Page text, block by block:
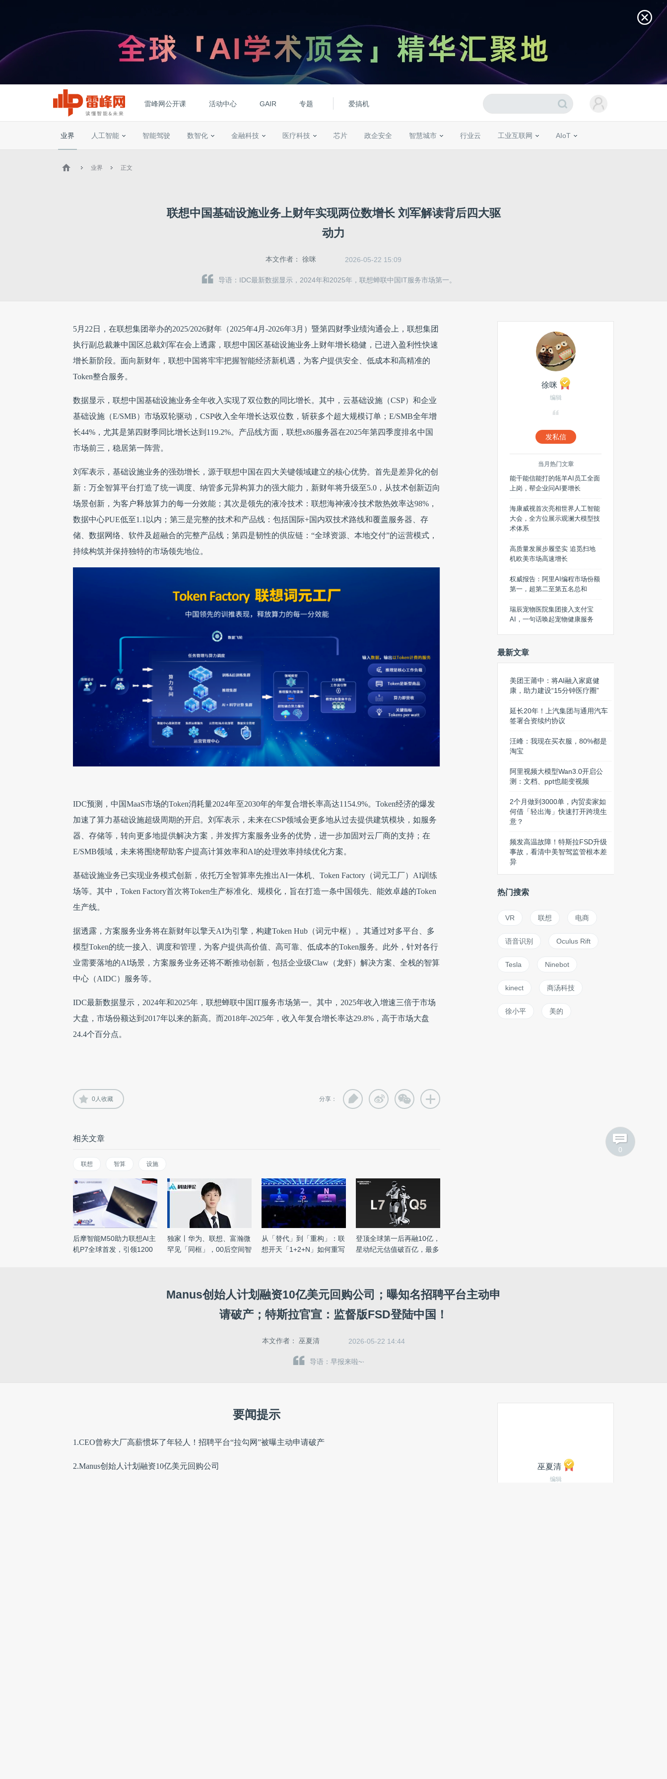
雷峰网公开课 活动中心 GAIR 专题 爱搞机
业界 人工智能 智能驾驶 数智化 金融科技 医疗科技 芯片 政企安全 智慧城市 行业云 工业互联网 AIoT
业界 正文
0
联想中国基础设施业务上财年实现两位数增长 刘军解读背后四大驱
动力
本文作者： 徐咪 2026-05-22 15:09
导语：IDC最新数据显示，2024年和2025年，联想蝉联中国IT服务市场第一。
5月22日，在联想集团举办的2025/2026财年（2025年4月-2026年3月）暨第四财季业绩沟通会上，联想集团
执行副总裁兼中国区总裁刘军在会上透露，联想中国区基础设施业务上财年增长稳健，已进入盈利性快速
增长新阶段。面向新财年，联想中国将牢牢把握智能经济新机遇，为客户提供安全、低成本和高精准的
Token整合服务。
数据显示，联想中国基础设施业务全年收入实现了双位数的同比增长。其中，云基础设施（CSP）和企业
基础设施（E/SMB）市场双轮驱动，CSP收入全年增长达双位数，斩获多个超大规模订单；E/SMB全年增
长44%，尤其是第四财季同比增长达到119.2%。产品线方面，联想x86服务器在2025年第四季度排名中国
市场前三，稳居第一阵营。
刘军表示，基础设施业务的强劲增长，源于联想中国在四大关键领域建立的核心优势。首先是差异化的创
新：万全智算平台打造了统一调度、纳管多元异构算力的强大能力，新财年将升级至5.0，从技术创新迈向
场景创新，为客户释放算力的每一分效能；其次是领先的液冷技术：联想海神液冷技术散热效率达98%，
数据中心PUE低至1.1以内；第三是完整的技术和产品线：包括国际+国内双技术路线和覆盖服务器、存
储、数据网络、软件及超融合的完整产品线；第四是韧性的供应链：“全球资源、本地交付”的运营模式，
持续构筑并保持独特的市场领先地位。
IDC预测，中国MaaS市场的Token消耗量2024年至2030年的年复合增长率高达1154.9%。Token经济的爆发
加速了算力基础设施超级周期的开启。刘军表示，未来在CSP领域会更多地从过去提供建筑模块，如服务
器、存储等，转向更多地提供解决方案，并发挥方案服务业务的优势，进一步加固对云厂商的支持；在
E/SMB领域，未来将围绕帮助客户提高计算效率和AI的处理效率持续优化方案。
基础设施业务已实现业务模式创新，依托万全智算率先推出AI一体机、Token Factory（词元工厂）AI训练
场等。其中，Token Factory首次将Token生产标准化、规模化，旨在打造一条中国领先、能效卓越的Token
生产线。
据透露，方案服务业务将在新财年以擎天AI为引擎，构建Token Hub（词元中枢）。其通过对多平台、多
模型Token的统一接入、调度和管理，为客户提供高价值、高可靠、低成本的Token服务。此外，针对各行
业需要落地的AI场景，方案服务业务还将不断推动创新，包括企业级Claw（龙虾）解决方案、全栈的智算
中心（AIDC）服务等。
IDC最新数据显示，2024年和2025年，联想蝉联中国IT服务市场第一。其中，2025年收入增速三倍于市场
大盘，市场份额达到2017年以来的新高。而2018年-2025年，收入年复合增长率达29.8%，高于市场大盘
24.4个百分点。
0人收藏 分享：
相关文章
联想 智算 设施
后摩智能M50助力联想AI主
机P7全球首发，引领1200
独家丨华为、联想、富瀚微
罕见「同框」，00后空间智
从「替代」到「重构」：联
想开天「1+2+N」如何重写
登顶全球第一后再融10亿，
星动纪元估值破百亿，最多
徐咪
编辑
发私信
当月热门文章
能干能信能打的瓴羊AI员工全面
上岗，帮企业问AI要增长
海康威视首次亮相世界人工智能
大会，全方位展示观澜大模型技
术体系
高质量发展步履坚实 追觅扫地
机欧美市场高速增长
权威报告：阿里AI编程市场份额
第一，超第二至第五名总和
瑞辰宠物医院集团接入支付宝
AI，一句话唤起宠物健康服务
最新文章
美团王莆中：将AI融入家庭健
康，助力建设“15分钟医疗圈”
延长20年！上汽集团与通用汽车
签署合资续约协议
汪峰：我现在买衣服，80%都是
淘宝
阿里视频大模型Wan3.0开启公
测：文档、ppt也能变视频
2个月做到3000单，内贸卖家如
何借「轻出海」快速打开跨境生
意？
频发高温故障！特斯拉FSD升级
事故，看清中美智驾监管根本差
异
热门搜索
VR 联想 电商
语音识别 Oculus Rift
Tesla Ninebot
kinect 商汤科技
徐小平 美的
Manus创始人计划融资10亿美元回购公司；曝知名招聘平台主动申
请破产；特斯拉官宣：监督版FSD登陆中国！
本文作者： 巫夏清 2026-05-22 14:44
导语：早报来啦~·
要闻提示
1.CEO曾称大厂高薪惯坏了年轻人！招聘平台“拉勾网”被曝主动申请破产
2.Manus创始人计划融资10亿美元回购公司 巫夏清
编辑